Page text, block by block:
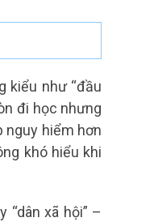
kiểu như “đầu
đi học nhưng
nguy hiểm hơn
khó hiểu khi
“dân xã hội” –